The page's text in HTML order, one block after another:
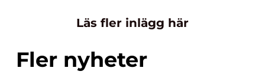
Läs fler inlägg här
Fler nyheter